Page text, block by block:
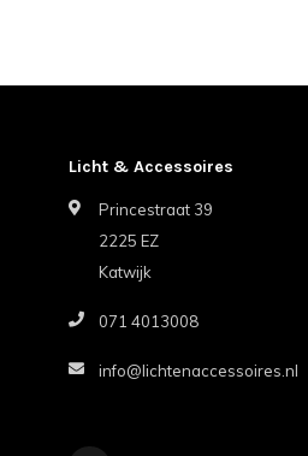
Licht & Accessoires
Princestraat 39
2225 EZ
Katwijk
071 4013008
info@lichtenaccessoires.nl